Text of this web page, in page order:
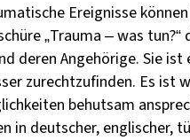
Ereignisse
„Trauma – was
deren Angehörige. Sie
zurechtzufinden. Es ist
behutsam
in deutscher, englischer,